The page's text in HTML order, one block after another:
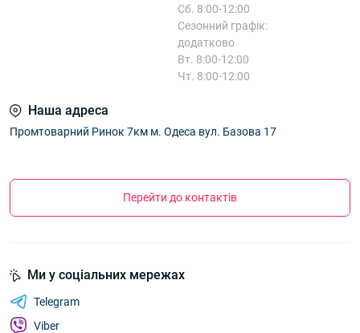
Сб. 8:00-12:00
Сезонний графік:
додатково
Вт. 8:00-12:00
Чт. 8:00-12:00
Наша адреса
Промтоварний Ринок 7км м. Одеса вул. Базова 17
Перейти до контактів
Ми у соціальних мережах
Telegram
Viber